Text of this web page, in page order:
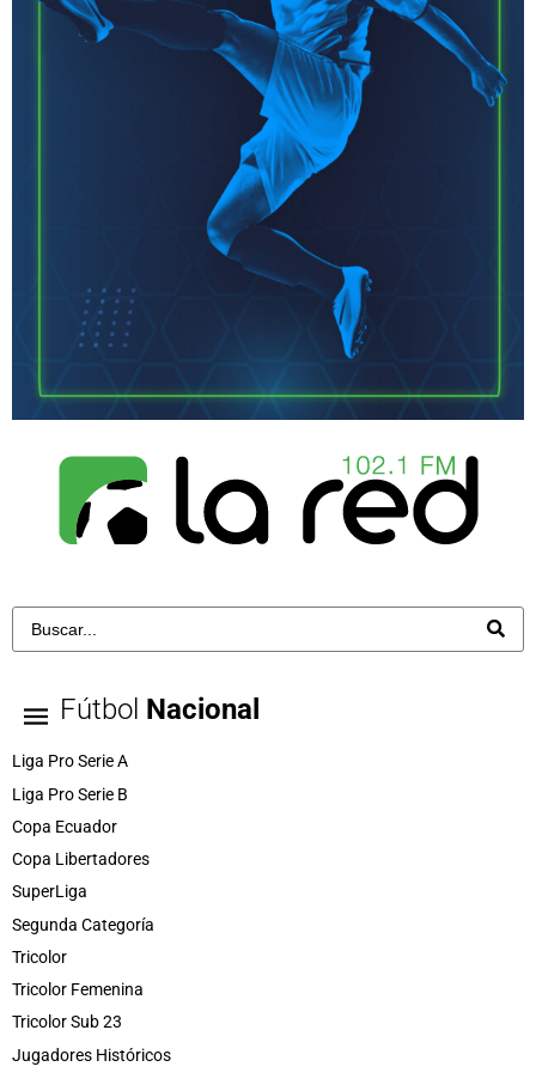
Fútbol Nacional
Liga Pro Serie A
Liga Pro Serie B
Copa Ecuador
Copa Libertadores
SuperLiga
Segunda Categoría
Tricolor
Tricolor Femenina
Tricolor Sub 23
Jugadores Históricos